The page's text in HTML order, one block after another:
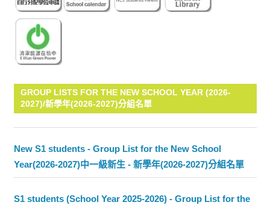
GROUP LISTS FOR THE NEW SCHOOL YEAR (2026-
2027)/新學年(2026-2027)分組名單
New S1 students - Group List for the New School
Year(2026-2027)中一級新生 - 新學年(2026-2027)分組名單
S1 students (School Year 2025-2026) - Group List for the